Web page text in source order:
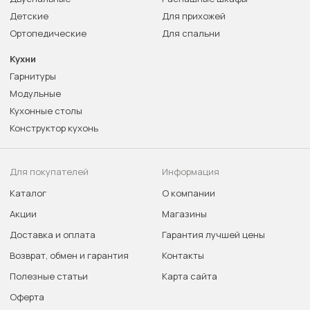
Детские
Ортопедические
Для прихожей
Для спальни
Кухни
Гарнитуры
Модульные
Кухонные столы
Конструктор кухонь
Для покупателей
Каталог
Акции
Доставка и оплата
Возврат, обмен и гарантия
Полезные статьи
Оферта
Информация
О компании
Магазины
Гарантия лучшей цены
Контакты
Карта сайта